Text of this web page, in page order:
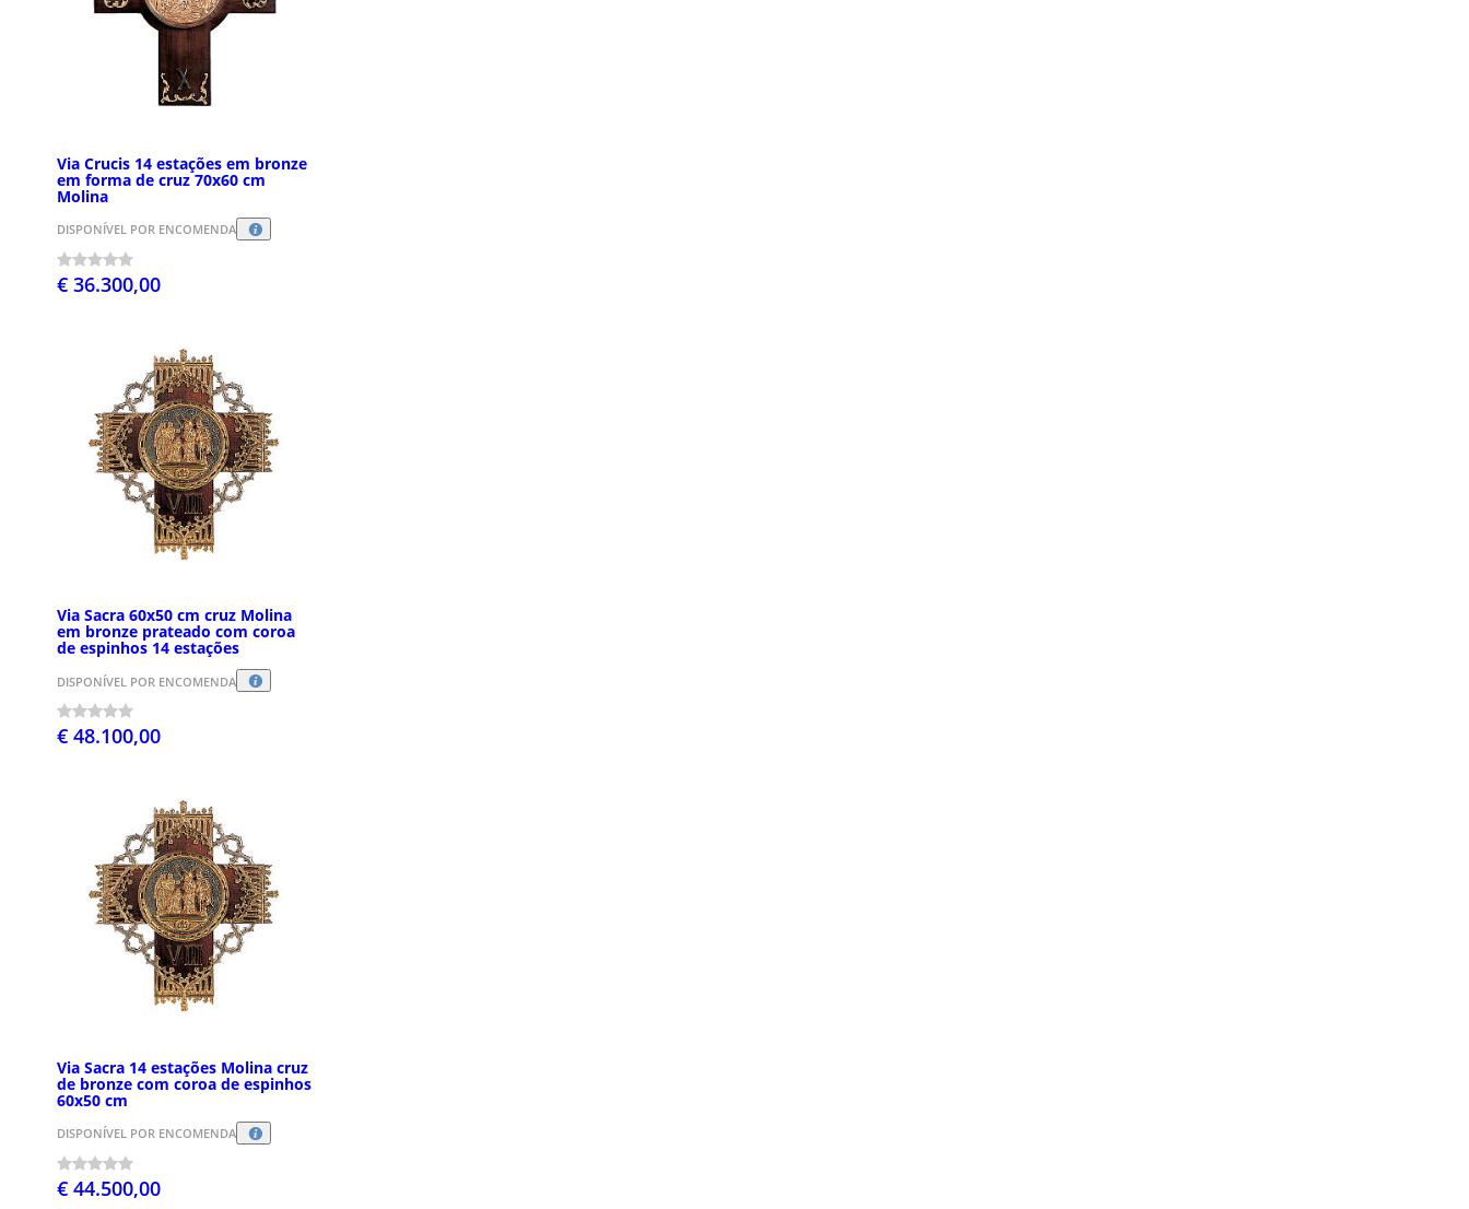
Via Crucis 14 estações em bronze
em forma de cruz 70x60 cm
Molina
DISPONÍVEL POR ENCOMENDA
€ 36.300,00
Via Sacra 60x50 cm cruz Molina
em bronze prateado com coroa
de espinhos 14 estações
DISPONÍVEL POR ENCOMENDA
€ 48.100,00
Via Sacra 14 estações Molina cruz
de bronze com coroa de espinhos
60x50 cm
DISPONÍVEL POR ENCOMENDA
€ 44.500,00